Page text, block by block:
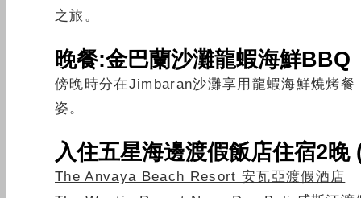
之旅。
晚餐:金巴蘭沙灘龍蝦海鮮BBQ
傍晚時分在Jimbaran沙灘享用龍蝦海鮮燒烤
姿。
入住五星海邊渡假飯店住宿2晚
The Anvaya Beach Resort 安瓦亞渡假酒店